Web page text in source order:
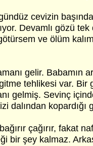
cevizin
Devamlı gözü
ve ölüm kalım
gelir. Babamın
tehlikesi var. Bir
gelmiş. Sevinç
dalından kopardığı
çağırır, fakat
bir şey kalmaz.